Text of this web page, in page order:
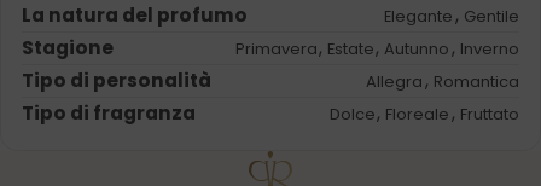
La natura del profumo Elegante , Gentile
Stagione Primavera, Estate, Autunno , Inverno
Tipo di personalità Allegra , Romantica
Tipo di fragranza Dolce, Floreale , Fruttato